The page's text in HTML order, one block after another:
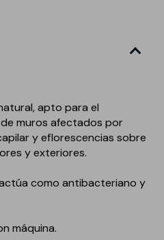
apto para el
muros afectados por
y eflorescencias sobre
y exteriores.
como antibacteriano y
máquina.